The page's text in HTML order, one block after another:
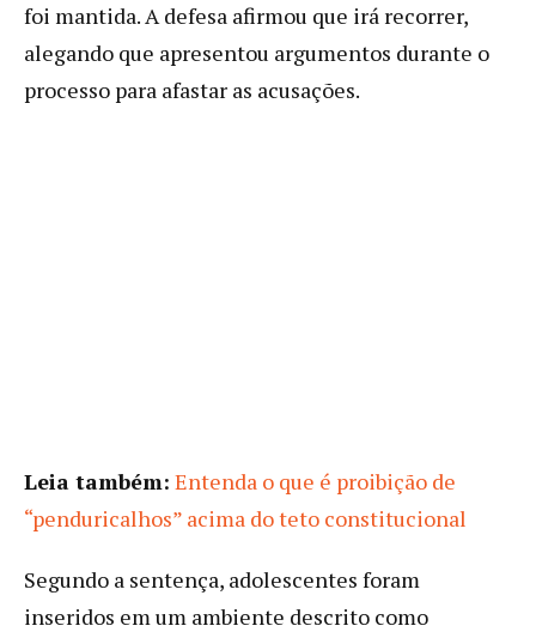
foi mantida. A defesa afirmou que irá recorrer,
alegando que apresentou argumentos durante o
processo para afastar as acusações.
Leia também: Entenda o que é proibição de
“penduricalhos” acima do teto constitucional
Segundo a sentença, adolescentes foram
inseridos em um ambiente descrito como